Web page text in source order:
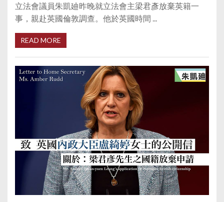
立法會議員朱凱廸昨晚就立法會主梁君彥放棄英籍一
事，親赴英國倫敦調查。他於英國時間 ...
READ MORE